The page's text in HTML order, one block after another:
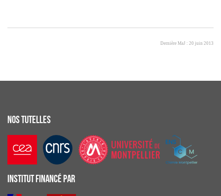
Dernière MaJ : 20 juin 2013
NOS TUTELLES
INSTITUT FINANCÉ PAR